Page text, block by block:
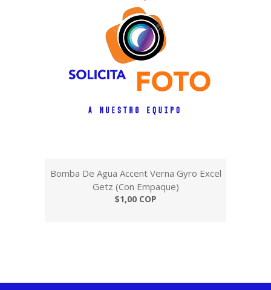
Bomba De Agua Accent Verna Gyro Excel
Getz (Con Empaque)
$1,00 COP